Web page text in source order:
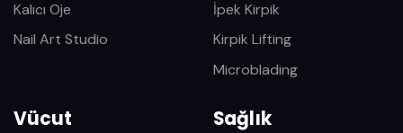
Kalıcı Oje
Nail Art Studio
İpek Kirpik
Kirpik Lifting
Microblading
Vücut Sağlık